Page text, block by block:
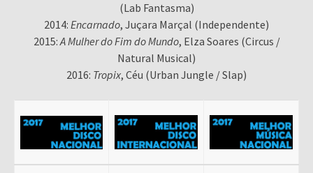
(Lab Fantasma)
2014: Encarnado, Juçara Marçal (Independente)
2015:A Mulher do Fim do Mundo, Elza Soares (Circus /
Natural Musical)
2016: Tropix, Céu (Urban Jungle / Slap)